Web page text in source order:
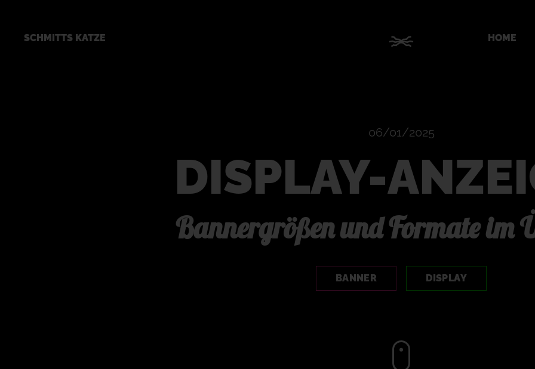
SCHMITTS KATZE HOME
06/01/2025
DISPLAY-
Bannergrößen und Formate im
BANNER DISPLAY